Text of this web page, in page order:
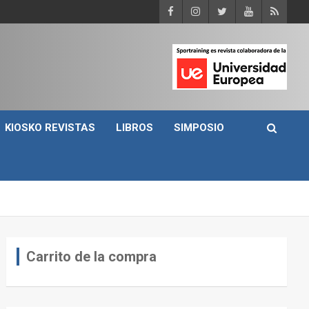
KIOSKO REVISTAS LIBROS SIMPOSIO
Carrito de la compra